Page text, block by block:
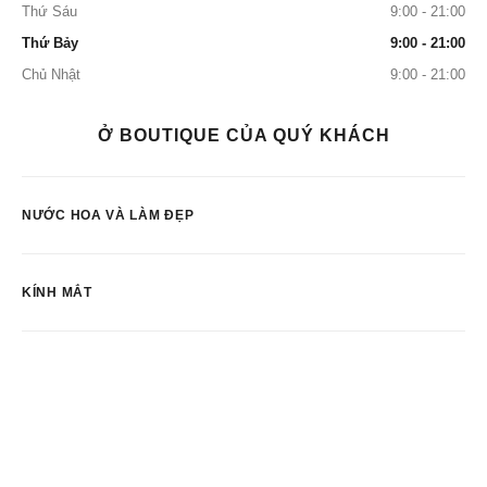
Thứ Sáu
9:00 - 21:00
Thứ Bảy
9:00 - 21:00
Chủ Nhật
9:00 - 21:00
Ở BOUTIQUE CỦA QUÝ KHÁCH
NƯỚC HOA VÀ LÀM ĐẸP
KÍNH MẮT